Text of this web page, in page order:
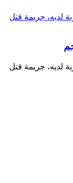
لديه، جريمة قتل
لديه، جريمة قتل